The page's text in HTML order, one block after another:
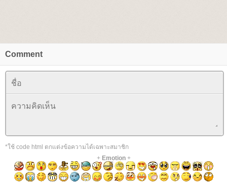
Comment
*ใช้ code html ตกแต่งข้อความได้เฉพาะสมาชิก
+ Emotion+